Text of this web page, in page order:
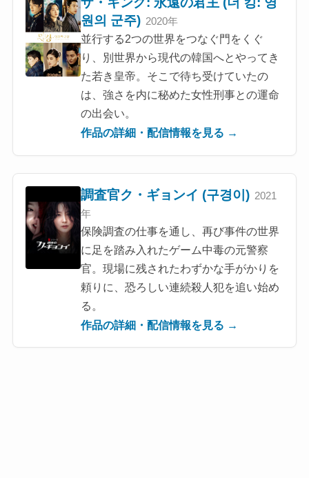
원의 군주) 2020年
並行する2つの世界をつなぐ門をくぐ
り、別世界から現代の韓国へとやってき
た若き皇帝。そこで待ち受けていたの
は、強さを内に秘めた女性刑事との運命
の出会い。
作品の詳細・配信情報を見る →
調査官ク・ギョンイ (구경이) 2021
年
保険調査の仕事を通し、再び事件の世界
に足を踏み入れたゲーム中毒の元警察
官。現場に残されたわずかな手がかりを
頼りに、恐ろしい連続殺人犯を追い始め
る。
作品の詳細・配信情報を見る →